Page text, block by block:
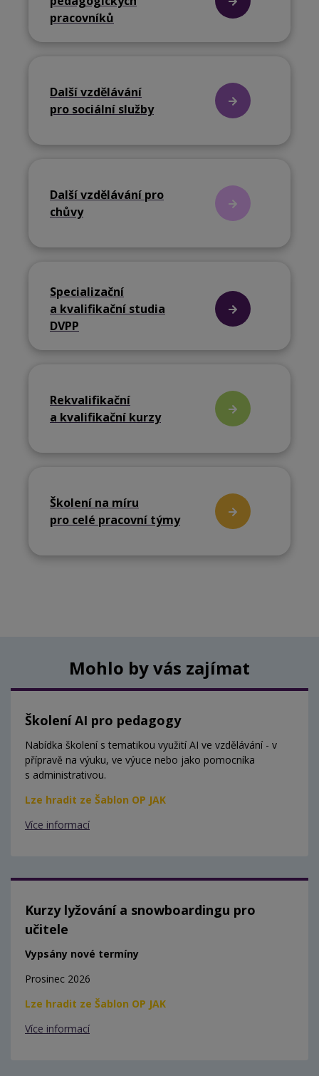
pracovníků
Další vzdělávání
pro sociální služby
Další vzdělávání pro
chůvy
Specializační
a kvalifikační studia
DVPP
Rekvalifikační
a kvalifikační kurzy
Školení na míru
pro celé pracovní týmy
Mohlo by vás zajímat
Školení AI pro pedagogy
Nabídka školení s tematikou využití AI ve vzdělávání - v
přípravě na výuku, ve výuce nebo jako pomocníka
s administrativou.
Lze hradit ze Šablon OP JAK
Více informací
Kurzy lyžování a snowboardingu pro
učitele
Vypsány nové termíny
Prosinec 2026
Lze hradit ze Šablon OP JAK
Více informací